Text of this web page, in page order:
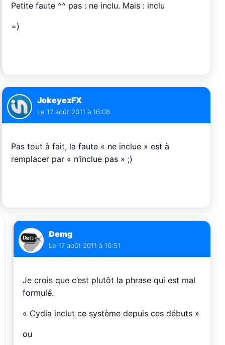
Petite faute ^^ pas : ne inclu. Mais : inclu
=)
JokeyezFX
Le 17 août 2011 à 16:08
Pas tout à fait, la faute « ne inclue » est à
remplacer par « n’inclue pas » ;)
Demg
Le 17 août 2011 à 16:51
Je crois que c’est plutôt la phrase qui est mal
formulé.
« Cydia inclut ce système depuis ces débuts »
ou